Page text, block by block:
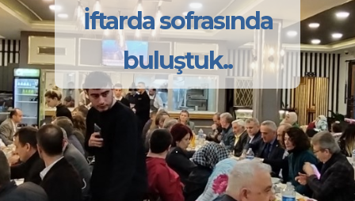
İLETİŞİM
İftarda sofrasında
buluştuk..